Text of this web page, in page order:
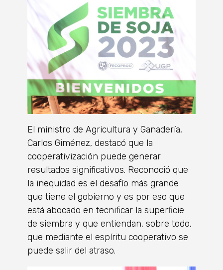
El ministro de Agricultura y Ganadería,
Carlos Giménez, destacó que la
cooperativización puede generar
resultados significativos. Reconoció que
la inequidad es el desafío más grande
que tiene el gobierno y es por eso que
está abocado en tecnificar la superficie
de siembra y que entiendan, sobre todo,
que mediante el espíritu cooperativo se
puede salir del atraso.